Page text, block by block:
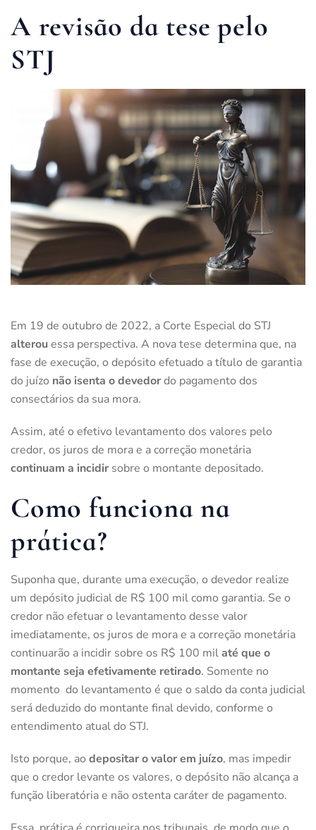
A revisão da tese pelo
STJ
Em 19 de outubro de 2022, a Corte Especial do STJ
alterouessa perspectiva. A nova tese determina que, na
fase de execução, o depósito efetuado a título de garantia
do juízo não isenta o devedordo pagamento dos
consectários da sua mora.
Assim, até o efetivo levantamento dos valores pelo
credor, os juros de mora e a correção monetária
continuam a incidir sobre o montante depositado.
Como funciona na
prática?
Suponha que, durante uma execução, o devedor realize
um depósito judicial de R$ 100 mil como garantia. Se o
credor não efetuar o levantamento desse valor
imediatamente, os juros de mora e a correção monetária
continuarão a incidir sobre os R$ 100 milaté que o
montante seja efetivamente retirado. Somente no
momento do levantamento é que o saldo da conta judicial
será deduzido do montante final devido, conforme o
entendimento atual do STJ.
Isto porque, ao depositar o valor em juízo, mas impedir
que o credor levante os valores, o depósito não alcança a
função liberatória e não ostenta caráter de pagamento.